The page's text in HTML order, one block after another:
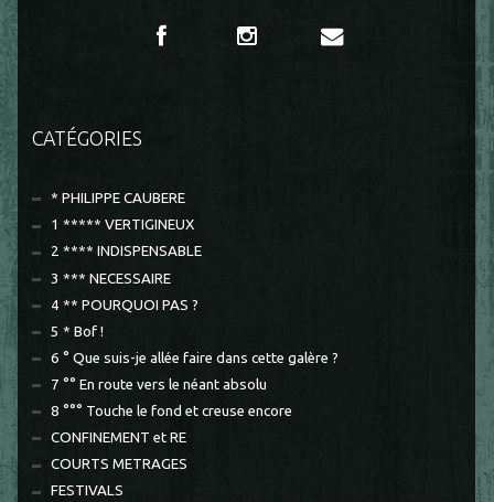
CATÉGORIES
* PHILIPPE CAUBERE
1 ***** VERTIGINEUX
2 **** INDISPENSABLE
3 *** NECESSAIRE
4 ** POURQUOI PAS ?
5 * Bof !
6 ° Que suis-je allée faire dans cette galère ?
7 °° En route vers le néant absolu
8 °°° Touche le fond et creuse encore
CONFINEMENT et RE
COURTS METRAGES
FESTIVALS